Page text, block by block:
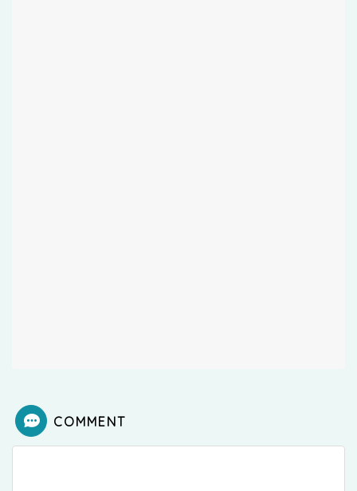
COMMENT